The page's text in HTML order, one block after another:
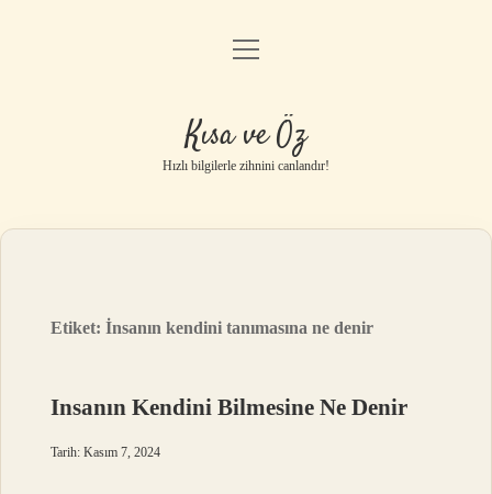
Anasayfa
Gizlilik Politikası
Yasal Uyarı
menüyü
Kısa ve Öz
Hızlı bilgilerle zihnini canlandır!
Etiket:İnsanın kendini tanımasına ne denir
Insanın Kendini Bilmesine Ne Denir
Tarih: Kasım 7, 2024